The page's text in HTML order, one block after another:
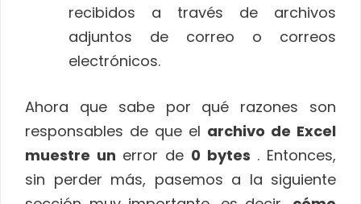
recibidos a través de archivos
adjuntos de correo o correos
electrónicos.
Ahora que sabe por qué razones son
responsables de que el archivo de Excel
muestre un error de 0 bytes . Entonces,
sin perder más, pasemos a la siguiente